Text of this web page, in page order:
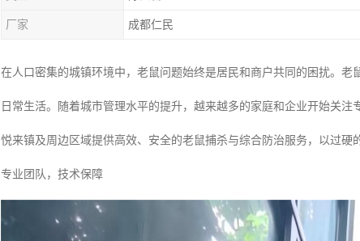
厂家 成都仁民
在人口密集的城镇环境中，老鼠问题始终是居民和商户共同的困扰。
日常生活。随着城市管理水平的提升，越来越多的家庭和企业开始关
悦来镇及周边区域提供高效、安全的老鼠捕杀与综合防治服务，以过硬
专业团队，技术保障